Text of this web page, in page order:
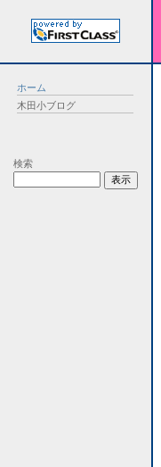
ホーム
木田小ブログ
検索